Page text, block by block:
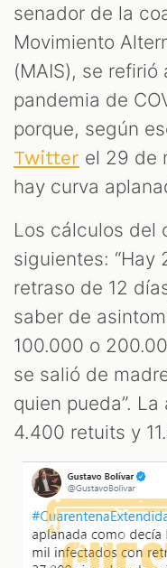
senador de la
Movimiento
(MAIS), se
pandemia de
porque, según
Twitter el 29 de
hay curva
Los cálculos del
siguientes:
retraso de 12
saber de
100.000 o
se salió de
quien pueda”.
4.400 retuits y